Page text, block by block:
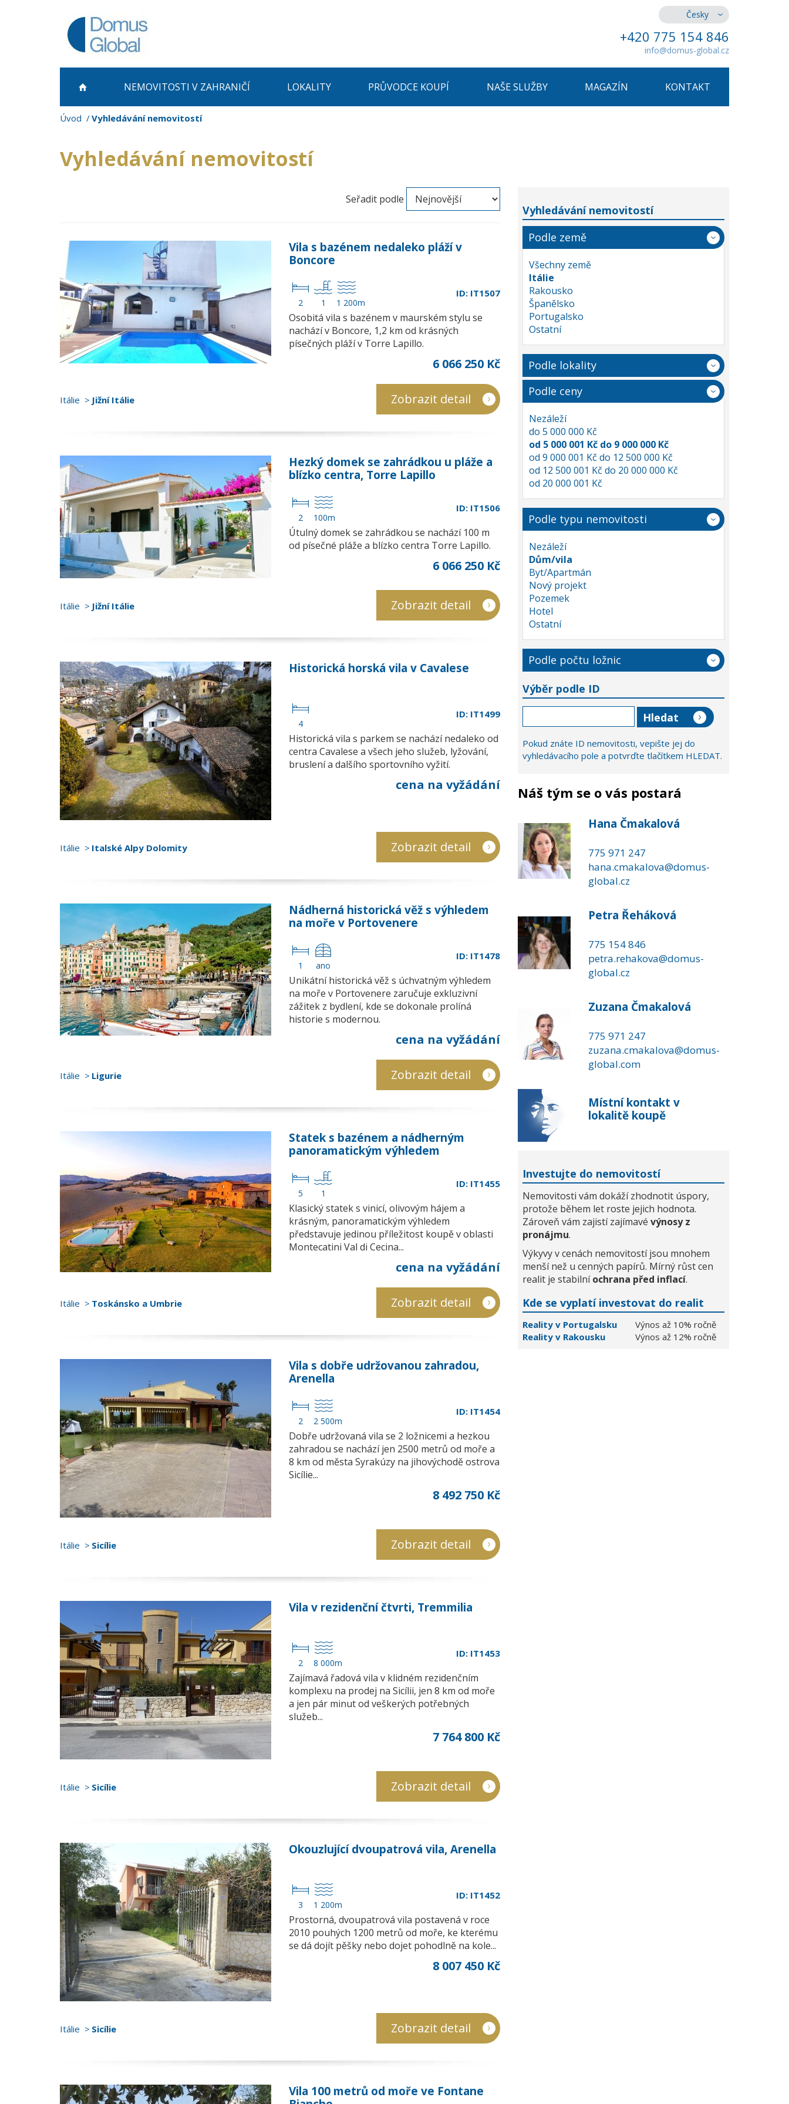
Česky
+420 775 154 846
info@domus-global.cz
NEMOVITOSTI V ZAHRANIČÍ LOKALITY PRŮVODCE KOUPÍ NAŠE SLUŽBY MAGAZÍN KONTAKT
Úvod Vyhledávání nemovitostí
Vyhledávání nemovitostí
Seřadit podle
Vila s bazénem nedaleko pláží v
Boncore
2 1 1 200m
ID: IT1507
Osobitá vila s bazénem v maurském stylu se
nachází v Boncore, 1,2 km od krásných
písečných pláží v Torre Lapillo.
6 066 250 Kč
Itálie Jižní Itálie Zobrazit detail
Hezký domek se zahrádkou u pláže a
blízko centra, Torre Lapillo
2 100m
ID: IT1506
Útulný domek se zahrádkou se nachází 100 m
od písečné pláže a blízko centra Torre Lapillo.
6 066 250 Kč
Itálie Jižní Itálie Zobrazit detail
Historická horská vila v Cavalese
4
ID: IT1499
Historická vila s parkem se nachází nedaleko od
centra Cavalese a všech jeho služeb, lyžování,
bruslení a dalšího sportovního vyžití.
cena na vyžádání
Itálie Italské Alpy Dolomity Zobrazit detail
Nádherná historická věž s výhledem
na moře v Portovenere
1 ano
ID: IT1478
Unikátní historická věž s úchvatným výhledem
na moře v Portovenere zaručuje exkluzivní
zážitek z bydlení, kde se dokonale prolíná
historie s modernou.
cena na vyžádání
Itálie Ligurie Zobrazit detail
Statek s bazénem a nádherným
panoramatickým výhledem
5 1
ID: IT1455
Klasický statek s vinicí, olivovým hájem a
krásným, panoramatickým výhledem
představuje jedinou příležitost koupě v oblasti
Montecatini Val di Cecina...
cena na vyžádání
Itálie Toskánsko a Umbrie Zobrazit detail
Vila s dobře udržovanou zahradou,
Arenella
2 2 500m
ID: IT1454
Dobře udržovaná vila se 2 ložnicemi a hezkou
zahradou se nachází jen 2500 metrů od moře a
8 km od města Syrakúzy na jihovýchodě ostrova
Sicílie...
8 492 750 Kč
Itálie Sicílie Zobrazit detail
Vila v rezidenční čtvrti, Tremmilia
2 8 000m
ID: IT1453
Zajímavá řadová vila v klidném rezidenčním
komplexu na prodej na Sicílii, jen 8 km od moře
a jen pár minut od veškerých potřebných
služeb...
7 764 800 Kč
Itálie Sicílie Zobrazit detail
Okouzlující dvoupatrová vila, Arenella
3 1 200m
ID: IT1452
Prostorná, dvoupatrová vila postavená v roce
2010 pouhých 1200 metrů od moře, ke kterému
se dá dojít pěšky nebo dojet pohodlně na kole...
8 007 450 Kč
Itálie Sicílie Zobrazit detail
Vila 100 metrů od moře ve Fontane
Vyhledávání nemovitostí
Podle země
Všechny země
Itálie
Rakousko
Španělsko
Portugalsko
Ostatní
Podle lokality
Podle ceny
Nezáleží
do 5 000 000 Kč
od 5 000 001 Kč do 9 000 000 Kč
od 9 000 001 Kč do 12 500 000 Kč
od 12 500 001 Kč do 20 000 000 Kč
od 20 000 001 Kč
Podle typu nemovitosti
Nezáleží
Dům/vila
Byt/Apartmán
Nový projekt
Pozemek
Hotel
Ostatní
Podle počtu ložnic
Výběr podle ID
Pokud znáte ID nemovitosti, vepište jej do
vyhledávacího pole a potvrďte tlačítkem HLEDAT.
Náš tým se o vás postará
Hana Čmakalová
775 971 247
hana.cmakalova@domus-
global.cz
Petra Řeháková
775 154 846
petra.rehakova@domus-
global.cz
Zuzana Čmakalová
775 971 247
zuzana.cmakalova@domus-
global.com
Místní kontakt v
lokalitě koupě
Investujte do nemovitostí
Nemovitosti vám dokáží zhodnotit úspory,
protože během let roste jejich hodnota.
Zároveň vám zajistí zajímavé výnosy z
pronájmu.
Výkyvy v cenách nemovitostí jsou mnohem
menší než u cenných papírů. Mírný růst cen
realit je stabilníochrana před inflací.
Kde se vyplatí investovat do realit
Reality v Portugalsku
Výnos až 10% ročně
Reality v Rakousku
Výnos až 12% ročně